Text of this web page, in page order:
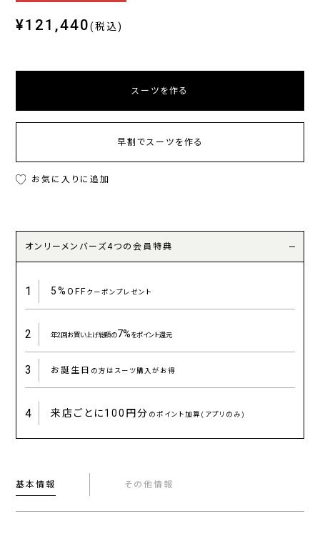
¥121,440(税込)
スーツを作る
早割でスーツを作る
お気に入りに追加
オンリーメンバーズ4つの会員特典
1 5%OFFクーポンプレゼント
2 年2回お買い上げ総額の7%をポイント還元
3 お誕生日 の方はスーツ購入がお得
4 来店ごとに100円分 のポイント加算(アプリのみ)
基本情報 その他情報